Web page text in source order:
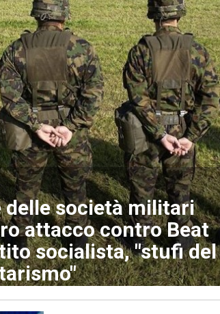
delle società militari
attacco contro Beat
socialista, "stufi del